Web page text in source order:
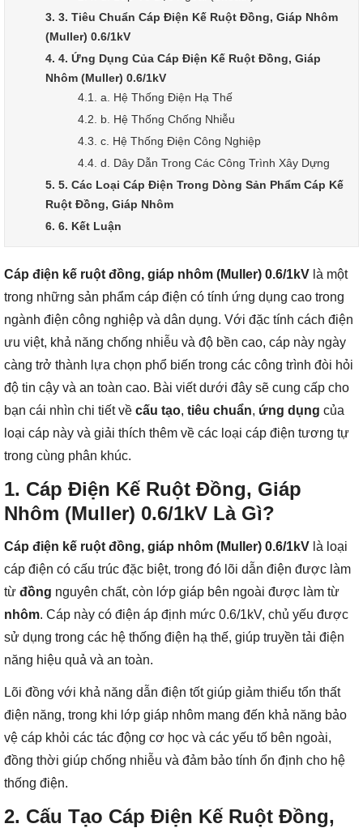
3. 3. Tiêu Chuẩn Cáp Điện Kế Ruột Đồng, Giáp Nhôm
(Muller) 0.6/1kV
4. 4. Ứng Dụng Của Cáp Điện Kế Ruột Đồng, Giáp
Nhôm (Muller) 0.6/1kV
4.1. a. Hệ Thống Điện Hạ Thế
4.2. b. Hệ Thống Chống Nhiễu
4.3. c. Hệ Thống Điện Công Nghiệp
4.4. d. Dây Dẫn Trong Các Công Trình Xây Dựng
5. 5. Các Loại Cáp Điện Trong Dòng Sản Phẩm Cáp Kế
Ruột Đồng, Giáp Nhôm
6. 6. Kết Luận
Cáp điện kế ruột đồng, giáp nhôm (Muller) 0.6/1kV là một
trong những sản phẩm cáp điện có tính ứng dụng cao trong
ngành điện công nghiệp và dân dụng. Với đặc tính cách điện
ưu việt, khả năng chống nhiễu và độ bền cao, cáp này ngày
càng trở thành lựa chọn phổ biến trong các công trình đòi hỏi
độ tin cậy và an toàn cao. Bài viết dưới đây sẽ cung cấp cho
bạn cái nhìn chi tiết về cấu tạo, tiêu chuẩn, ứng dụng của
loại cáp này và giải thích thêm về các loại cáp điện tương tự
trong cùng phân khúc.
1. Cáp Điện Kế Ruột Đồng, Giáp
Nhôm (Muller) 0.6/1kV Là Gì?
Cáp điện kế ruột đồng, giáp nhôm (Muller) 0.6/1kV là loại
cáp điện có cấu trúc đặc biệt, trong đó lõi dẫn điện được làm
từ đồng nguyên chất, còn lớp giáp bên ngoài được làm từ
nhôm. Cáp này có điện áp định mức 0.6/1kV, chủ yếu được
sử dụng trong các hệ thống điện hạ thế, giúp truyền tải điện
năng hiệu quả và an toàn.
Lõi đồng với khả năng dẫn điện tốt giúp giảm thiểu tổn thất
điện năng, trong khi lớp giáp nhôm mang đến khả năng bảo
vệ cáp khỏi các tác động cơ học và các yếu tố bên ngoài,
đồng thời giúp chống nhiễu và đảm bảo tính ổn định cho hệ
thống điện.
2. Cấu Tạo Cáp Điện Kế Ruột Đồng,